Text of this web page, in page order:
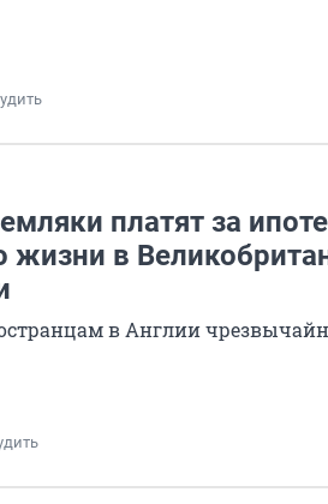
платят за
жизни в
в Англии